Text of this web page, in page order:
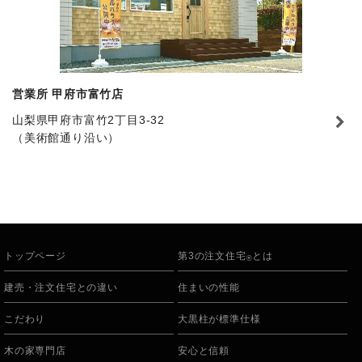
営業所 甲府市富竹店
山梨県甲府市富竹2丁目3-32
（美術館通り沿い）
トップページ 第3の注文住宅® とは
建売・注文住宅との違い 住まいの性能
こだわり 大黒柱が標準仕様
木の家専門店 安心と信頼